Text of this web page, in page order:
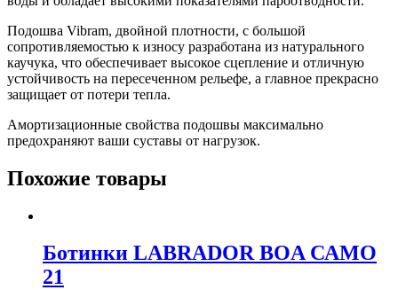
Подошва Vibram, двойной плотности, с большой
сопротивляемостью к износу разработана из натурального
каучука, что обеспечивает высокое сцепление и отличную
устойчивость на пересеченном рельефе, а главное прекрасно
защищает от потери тепла.
Амортизационные свойства подошвы максимально
предохраняют ваши суставы от нагрузок.
Похожие товары
Ботинки LABRADOR BOA САМО
21